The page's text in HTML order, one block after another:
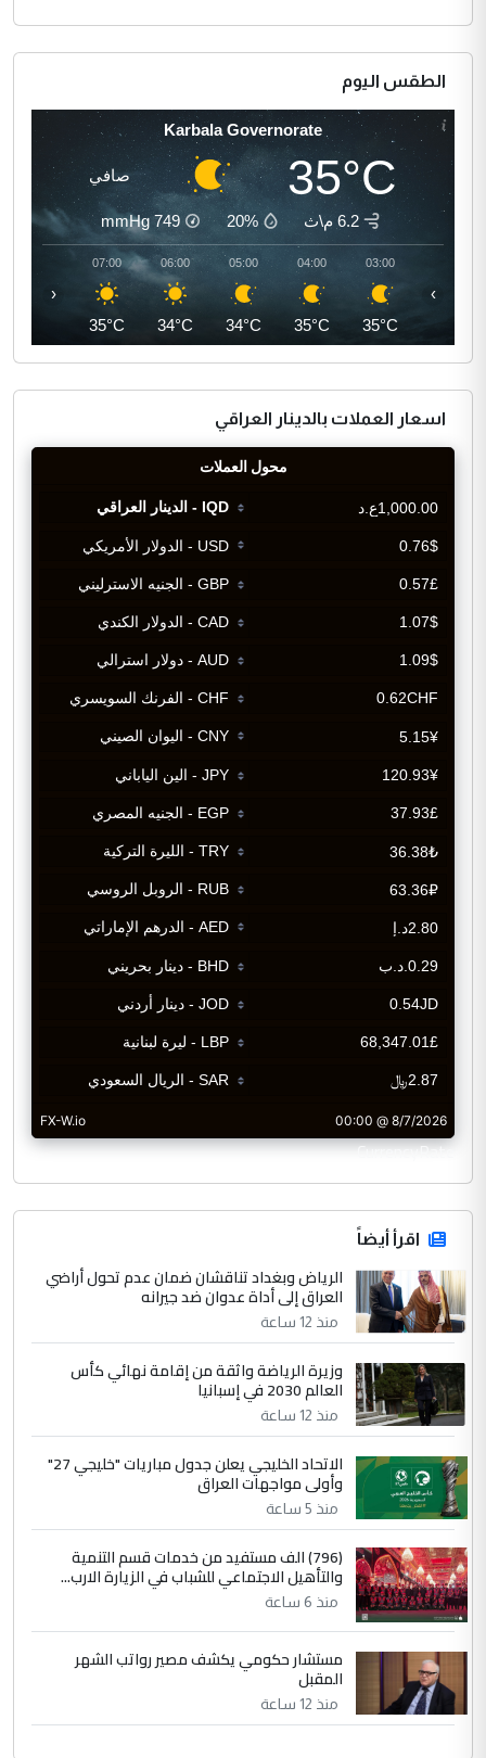
الطقس اليوم
Karbala Governorate
35°C صافي
6.2 م\ث 20%
749
mmHg
03:00
35°C
04:00
35°C
05:00
34°C
06:00
34°C
07:00
35°C
‹ ›
اسعار العملات بالدينار العراقي
CurrencyRate
اقرأ أيضاً
الرياض وبغداد تناقشان ضمان عدم تحول أراضي
العراق إلى أداة عدوان ضد جيرانه
منذ 12 ساعة
وزيرة الرياضة واثقة من إقامة نهائي كأس
العالم 2030 في إسبانيا
منذ 12 ساعة
الاتحاد الخليجي يعلن جدول مباريات "خليجي 27"
وأولى مواجهات العراق
منذ 5 ساعة
(796) الف مستفيد من خدمات قسم التنمية
والتأهيل الاجتماعي للشباب في الزيارة الارب...
منذ 6 ساعة
مستشار حكومي يكشف مصير رواتب الشهر
المقبل
منذ 12 ساعة